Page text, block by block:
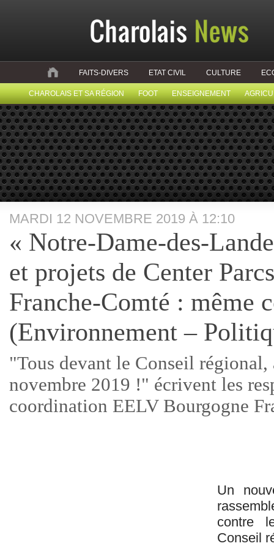
FAITS-DIVERS ETAT CIVIL CULTURE
CHAROLAIS ET SA RÉGION FOOT ENSEIGNEMENT
MARDI 12 NOVEMBRE 2019 À 12:10
« Notre-Dame-des-
et projets de Center
Franche-Comté : même
(Environnement –
"Tous devant le Conseil
novembre 2019 !" écrivent les
coordination EELV Bourgogne
Un
contre
Conseil